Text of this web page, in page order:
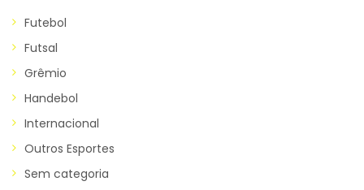
Futebol
Futsal
Grêmio
Handebol
Internacional
Outros Esportes
Sem categoria